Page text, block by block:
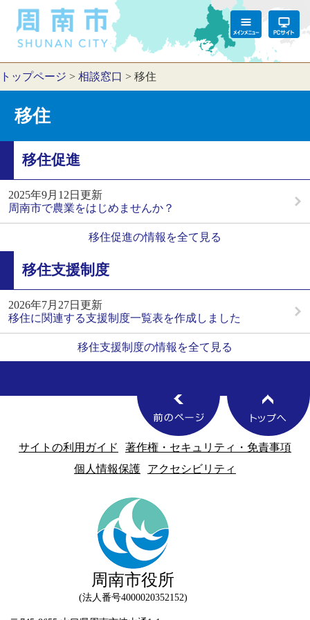
トップページ > 相談窓口 > 移住
移住
移住促進
2025年9月12日更新
周南市で農業をはじめませんか？
移住促進の情報を全て見る
移住支援制度
2026年7月27日更新
移住に関連する支援制度一覧表を作成しました
移住支援制度の情報を全て見る
サイトの利用ガイド
著作権・セキュリティ・免責事項
個人情報保護
アクセシビリティ
周南市役所
法人番号4000020352152